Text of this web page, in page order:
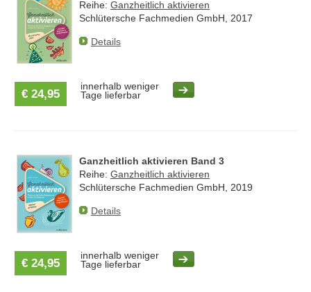
Reihe: Ganzheitlich aktivieren
Schlütersche Fachmedien GmbH, 2017
Details
€ 24,95
innerhalb weniger
Tage lieferbar
Ganzheitlich aktivieren Band 3
Reihe: Ganzheitlich aktivieren
Schlütersche Fachmedien GmbH, 2019
Details
€ 24,95
innerhalb weniger
Tage lieferbar